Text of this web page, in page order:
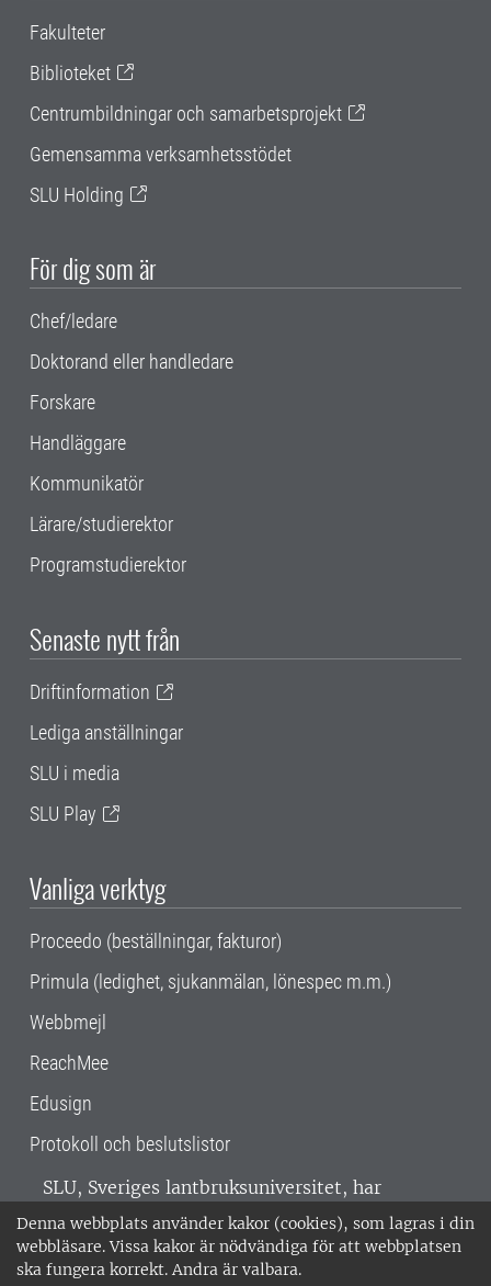
Denna webbplats använder kakor (cookies), som lagras i din
webbläsare. Vissa kakor är nödvändiga för att webbplatsen
ska fungera korrekt. Andra är valbara.
Fakulteter
Biblioteket
Centrumbildningar och samarbetsprojekt
Gemensamma verksamhetsstödet
SLU Holding
För dig som är
Chef/ledare
Doktorand eller handledare
Forskare
Handläggare
Kommunikatör
Lärare/studierektor
Programstudierektor
Senaste nytt från
Driftinformation
Lediga anställningar
SLU i media
SLU Play
Vanliga verktyg
Proceedo (beställningar, fakturor)
Primula (ledighet, sjukanmälan, lönespec m.m.)
Webbmejl
ReachMee
Edusign
Protokoll och beslutslistor
SLU, Sveriges lantbruksuniversitet, har
verksamhet över hela Sverige. Huvudorter är
Alnarp, Uppsala och Umeå.SLU är
miljöcertifierat enligt ISO 14001. •